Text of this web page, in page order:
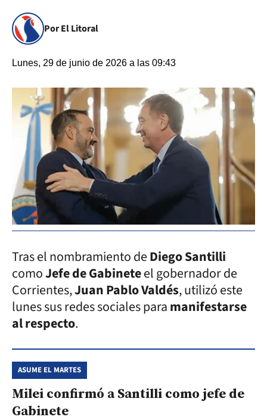
Por El Litoral
Lunes, 29 de junio de 2026 a las 09:43
Tras el nombramiento deDiego Santilli
comoJefe de Gabineteel gobernador de
Corrientes,Juan Pablo Valdés, utilizó este
lunes sus redes sociales paramanifestarse
al respecto.
ASUME EL MARTES
Milei confirmó a Santilli como jefe de
Gabinete